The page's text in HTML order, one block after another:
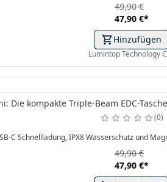
47,90 €*
49,90 €
Hinzufügen
Lumintop Technology
Die kompakte Triple-Beam EDC-
0
C Schnellladung, IPX8 Wasserschutz und
47,90 €*
49,90 €